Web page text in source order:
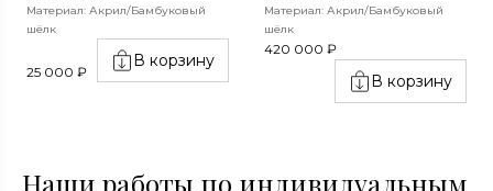
Материал: Акрил/Бамбуковый
шёлк
25 000 ₽
В корзину
Материал: Акрил/Бамбуковый
шёлк
420 000 ₽
В корзину
Наши работы по индивидуальным